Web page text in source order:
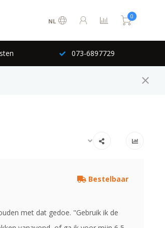
NL
0
073-6897729
Bestelbaar
met dat gedoe. "Gebruik ik de